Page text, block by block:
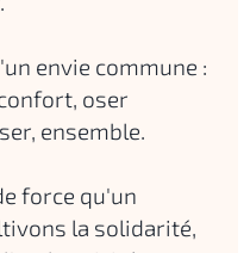
envie commune :
oser
ensemble.
force qu'un
la solidarité,